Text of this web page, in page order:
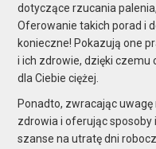
dotyczące rzucania
Oferowanie takich porad i
konieczne! Pokazują one
i ich zdrowie, dzięki czemu
dla Ciebie ciężej.
Ponadto, zwracając
zdrowia i oferując
szanse na utratę dni